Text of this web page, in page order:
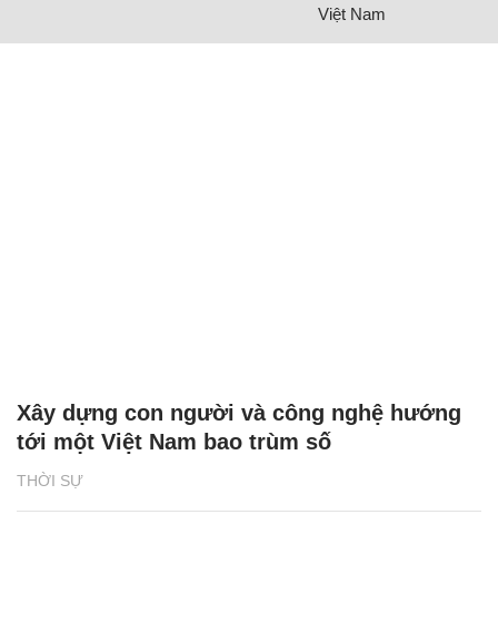
Việt Nam
THỜI SỰ
Xây dựng con người và công nghệ hướng
tới một Việt Nam bao trùm số